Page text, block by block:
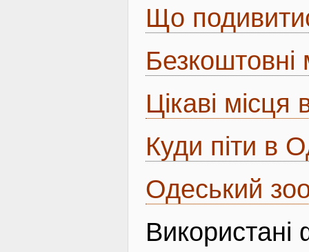
Що
Цікаві місця
Куди піти в
Одеський
Використані